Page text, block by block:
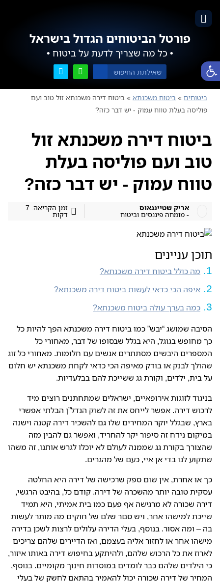
פורטל הביטוחים הגדול בישראל
• כל מה שצריך לדעת על ביטוח •
ביטוחים » ביטוח משכנתא » ביטוח דירה משכנתא זול טוב ועם
פוליסה בעלת טווח עמוק - יש דבר כזה?
ביטוח דירה משכנתא זול
טוב ועם פוליסה בעלת
טווח עמוק - יש דבר כזה?
אריק שטיינגאוס
- מומחה פיננסים וביטוח
זמן הקריאה: 7
דקות
תוכן עניינים
מה כולל ביטוח דירה משכנתא?
איפה הכי כדאי לעשות ביטוח דירה משכנתא?
כמה בערך עולה ביטוח משכנתא?
הסיבה שמושג “יבש” כמו ביטוח דירה משכנתא הפך להיות כל
כך מחופש בגוגל, היא בגלל שבסופו של דבר, מאחורי כל
המספרים היבשים מסתתרים אנשים עם חלומות. מאחורי כל זוג
שהולך לבנק או בודק מאיפה הכי כדאי לקחת משכנתא יש חלום
על בית, ילדים, וקורת גג ששייכת להם בבלעדיות.
בניגוד לזוגות אירופאיים, ישראלים שמתחתנים רוצים מיד
לרכוש דירה. אפשר לייחס את זה לשוק הנדל”ן הבלתי אפשרי
בארץ, שבגלל יוקר המחירים שלו גם להשכיר דירה קטנה וישנה
במיקום נידח זה סיפור יקר להחריד, ואפשר גם להבין מזה
שהצורך בקורת גג שממנה לעולם לא יוכלו לגרש אותנו, זה משהו
שתקוע לנו בדי אן איי, כעם של מהגרים.
כך או אחרת, אין שום ספק שרכישה של דירה היא החלטה
עסקית טובה יותר מהשכרה של דירה. קודם כל, בהיבט הרגשי,
דירה שכורה לא מרגישה אף פעם כמו בית אמיתי, היא תמיד
שייכת למישהו אחר, ויש סםר שלם של חוקים מה מותר לעשות
בה – ומה אסור. בנוסף, בעלי הדירה עלולים לרצות לשכן בדירה
מישהו אחר או לחזור אליה בעצמם, ואז הדיירים שלהם צריכים
לארוז את כל הרכוש שלהם, ולהיתקע בחיפוש דירה באותו איזור,
כי הילדים שלהם כבר לומדים במוסדות חינוך מקומיים. בנוסף,
המחיר של דירה שכורה יכול להאמיר בהתאם לחשק של בעלי
פתח סרגל נגישות